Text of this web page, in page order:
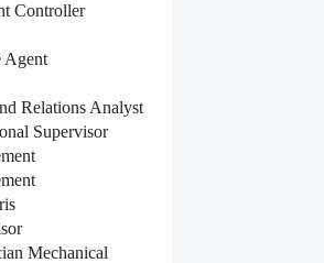
Controller
Agent
Relations Analyst
Supervisor
Mechanical